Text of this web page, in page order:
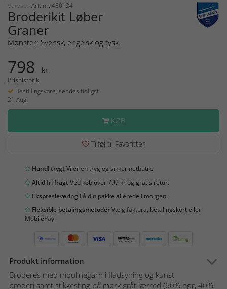
Vervaco Art. nr: 480124
Broderikit Løber
Graner
Mønster: Svensk, engelsk og tysk.
798 kr.
Prishistorik
Bestillingsvare, sendes tidligst
21 Aug
KØB
Tilføj til Favoritter
Handl trygtVi er en tryg og sikker netbutik.
Altid fri fragtVed køb over 799 kr og gratis retur.
Ekspreslevering Få din pakke allerede i morgen.
Fleksible betalingsmetoderVælg faktura, betalingskort eller
MobilePay.
Produkt information
Broderes med moulinégarn i fladsyning og kunst
broderi samt stikkesting på mørk gråt lærred (60% hør, 40%